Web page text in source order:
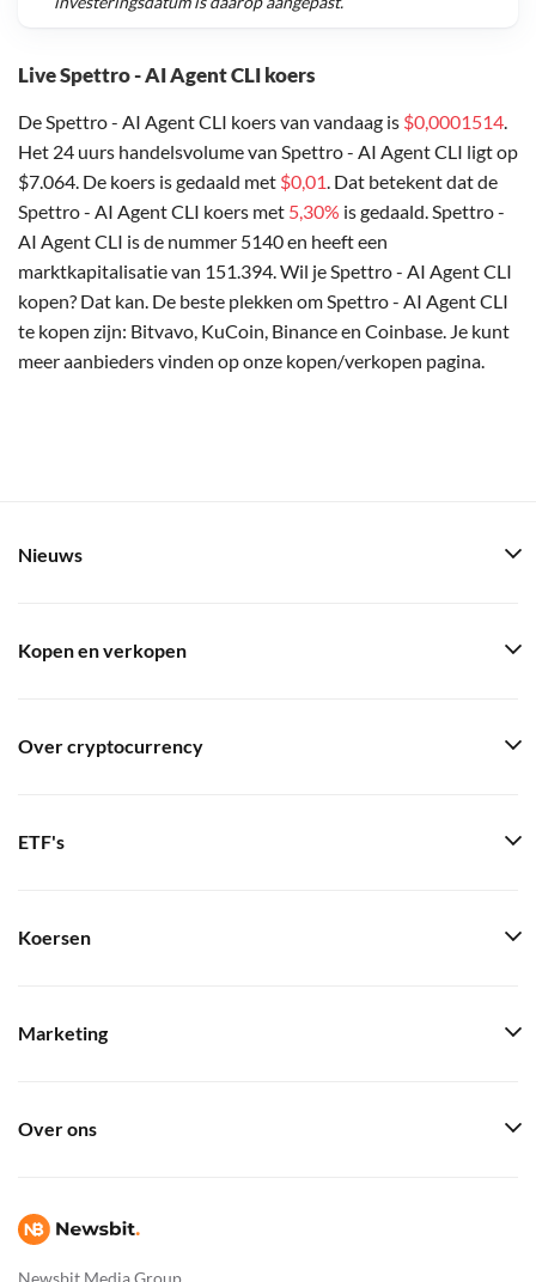
Live Spettro - AI Agent CLI koers
De Spettro - AI Agent CLI koers van vandaag is $0,0001514.
Het 24 uurs handelsvolume van Spettro - AI Agent CLI ligt op
$7.064. De koers is gedaald met $0,01. Dat betekent dat de
Spettro - AI Agent CLI koers met 5,30% is gedaald. Spettro -
AI Agent CLI is de nummer 5140 en heeft een
marktkapitalisatie van 151.394. Wil je Spettro - AI Agent CLI
kopen? Dat kan. De beste plekken om Spettro - AI Agent CLI
te kopen zijn: Bitvavo, KuCoin, Binance en Coinbase. Je kunt
meer aanbieders vinden op onze kopen/verkopen pagina.
Newsbit Media Group
Nieuws
Kopen en verkopen
Over cryptocurrency
ETF's
Koersen
Marketing
Over ons